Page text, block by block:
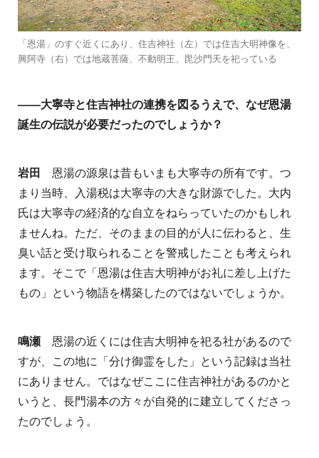
「恩湯」のすぐ近くにあり、住吉神社（左）では住吉大明神像を、
興阿寺（右）では地蔵菩薩、不動明王、毘沙門天を祀っている
——大寧寺と住吉神社の連携を図るうえで、なぜ恩湯
誕生の伝説が必要だったのでしょうか？
岩田 恩湯の源泉は昔もいまも大寧寺の所有です。つ
まり当時、入湯税は大寧寺の大きな財源でした。大内
氏は大寧寺の経済的な自立をねらっていたのかもしれ
ませんね。ただ、そのままの目的が人に伝わると、生
臭い話と受け取られることを警戒したことも考えられ
ます。そこで「恩湯は住吉大明神がお礼に差し上げた
もの」という物語を構築したのではないでしょうか。
鳴瀬 恩湯の近くには住吉大明神を祀る社があるので
すが、この地に「分け御霊をした」という記録は当社
にありません。ではなぜここに住吉神社があるのかと
いうと、長門湯本の方々が自発的に建立してくださっ
たのでしょう。